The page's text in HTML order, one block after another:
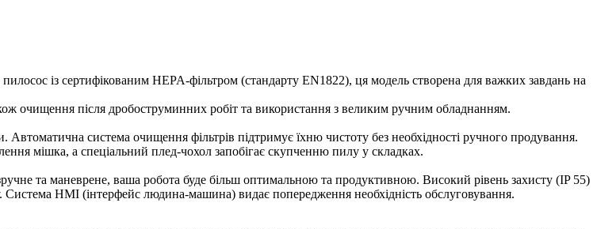
із сертифікованим HEPA-фільтром (стандарту EN1822), ця модель створена для важких завдань на
очищення після дробоструминних робіт та використання з великим ручним обладнанням.
система очищення фільтрів підтримує їхню чистоту без необхідності ручного продування.
мішка, а спеціальний плед-чохол запобігає скупченню пилу у складках.
та маневрене, ваша робота буде більш оптимальною та продуктивною. Високий рівень захисту (IP 55)
HMI (інтерфейс людина-машина) видає попередження необхідність обслуговування.